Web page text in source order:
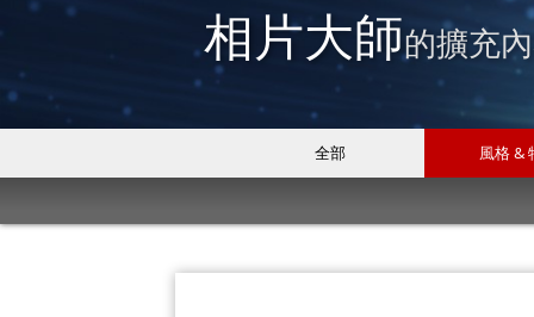
相片大師的擴充
全部 風格 &